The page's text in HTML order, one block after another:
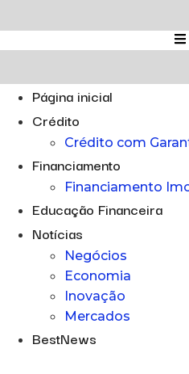
para
o
Página inicial
Crédito
Crédito com
Financiamento
Financiamento
Educação Financeira
Notícias
Negócios
Economia
Inovação
Mercados
BestNews